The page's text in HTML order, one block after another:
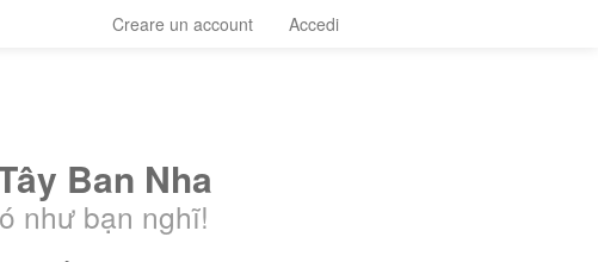
Creare un account Accedi
Ban Nha
như bạn nghĩ!